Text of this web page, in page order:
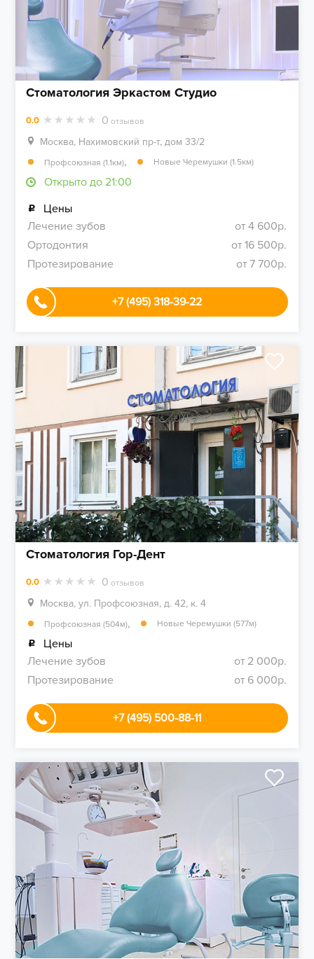
Стоматология Эркастом Студио
0.0 0 отзывов
Москва, Нахимовский пр-т, дом 33/2
Профсоюзная (1.1км), Новые Черемушки (1.5км)
Открыто до 21:00
Цены
Лечение зубов
от 4 600р.
Ортодонтия
от 16 500р.
Протезирование
от 7 700р.
+7 (495) 318-39-22
Стоматология Гор-Дент
0.0 0 отзывов
Москва, ул. Профсоюзная, д. 42, к. 4
Профсоюзная (504м), Новые Черемушки (577м)
Цены
Лечение зубов
от 2 000р.
Протезирование
от 6 000р.
+7 (495) 500-88-11